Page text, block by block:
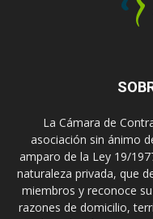
La Cámara de
asociación sin ánimo
amparo de la Ley 19/
naturaleza privada, que
miembros y reconoce
razones de domicilio,